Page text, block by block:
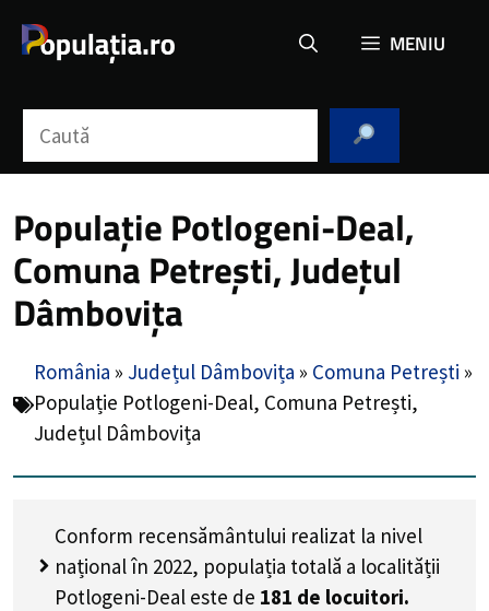
MENIU
Populație Potlogeni-Deal,
Comuna Petrești, Județul
Dâmbovița
România » Județul Dâmbovița » Comuna Petrești »
Populație Potlogeni-Deal, Comuna Petrești,
Județul Dâmbovița
Conform recensământului realizat la nivel
național în 2022, populația totală a localității
Potlogeni-Deal este de 181 de locuitori.